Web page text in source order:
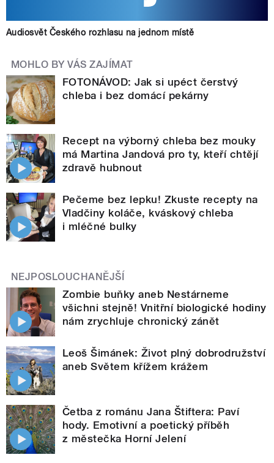
Audiosvět Českého rozhlasu na jednom místě
MOHLO BY VÁS ZAJÍMAT
FOTONÁVOD: Jak si upéct čerstvý
chleba i bez domácí pekárny
Recept na výborný chleba bez mouky
má Martina Jandová pro ty, kteří chtějí
zdravě hubnout
Pečeme bez lepku! Zkuste recepty na
Vladčiny koláče, kváskový chleba
i mléčné bulky
NEJPOSLOUCHANĚJŠÍ
Zombie buňky aneb Nestárneme
všichni stejně! Vnitřní biologické hodiny
nám zrychluje chronický zánět
Leoš Šimánek: Život plný dobrodružství
aneb Světem křížem krážem
Četba z románu Jana Štiftera: Paví
hody. Emotivní a poetický příběh
z městečka Horní Jelení